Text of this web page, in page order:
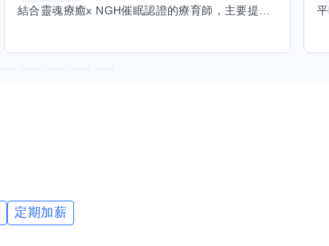
結合靈魂療癒x NGH催眠認證的療育師，主要提供潛意識探索和靈魂導向的催眠療育。你會全程100%清醒跟我對話。
定期加薪